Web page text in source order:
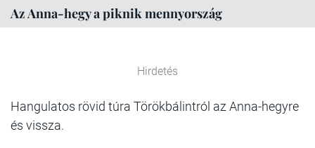
Az Anna-hegy a piknik mennyország
Hirdetés
Hangulatos rövid túra Törökbálintról az Anna-hegyre
és vissza.